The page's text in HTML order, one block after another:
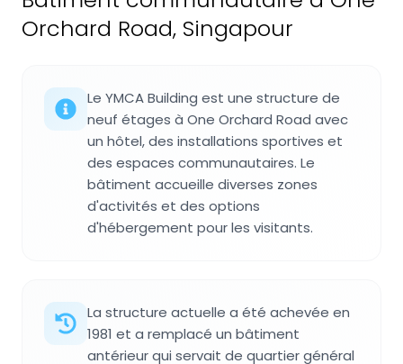
Orchard Road, Singapour
Le YMCA Building est une structure de
neuf étages à One Orchard Road avec
un hôtel, des installations sportives et
des espaces communautaires. Le
bâtiment accueille diverses zones
d'activités et des options
d'hébergement pour les visitants.
La structure actuelle a été achevée en
1981 et a remplacé un bâtiment
antérieur qui servait de quartier général